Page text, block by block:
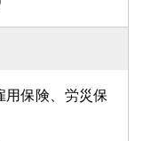
用保険、労災保